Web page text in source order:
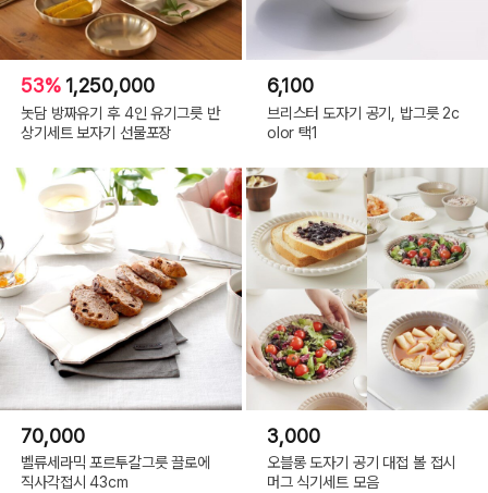
53% 1,250,000
놋담 방짜유기 후 4인 유기그릇 반
상기세트 보자기 선물포장
6,100
브리스터 도자기 공기, 밥그릇 2c
olor 택1
70,000
벨류세라믹 포르투갈그릇 끌로에
직사각접시 43cm
3,000
오블롱 도자기 공기 대접 볼 접시
머그 식기세트 모음